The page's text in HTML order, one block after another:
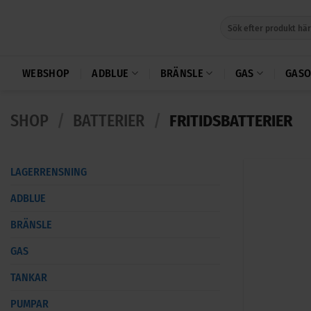
WEBSHOP ADBLUE BRÄNSLE GAS
SHOP BATTERIER FRITIDSBATTERIER
LAGERRENSNING
ADBLUE
BRÄNSLE
GAS
TANKAR
PUMPAR